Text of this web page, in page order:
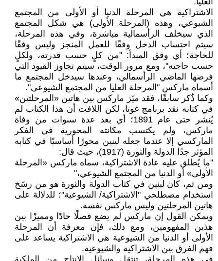
الاشتراكية هي المرحلة الدنيا أو الأولى من المجتمع
الشيوعي، وهذه (المرحلة الأولى) هي شكل المجتمع
الذي سيخلف الرأسمالية مباشرة، وفي هذه المرحلة،
سيتم احتساب الدخل وفقًا للعمل المنجز وليس وفقًا
للحاجة؛ أي وفق المبدأ: "من كلٍ حسب قدرته، ولكلٍ
حسب حاجته"، ومع مرور الوقت، سيتم تجاوز القيود التي
فرضها الماضي الرأسمالي، وعندها سيدخل المجتمع ما
أسماه ماركس "المرحلة العليا من المجتمع الشيوعي".
وكما ذُكر سابقًا، فقد ميّز ماركس بين هاتين «المرحلتين»
في كتابه نقد برنامج غوتا، لكن اللافت أن هذا الكتاب لم
يُنشر حتى عام 1891؛ أي بعد عدة سنوات من وفاة
ماركس، ولم يكتسب مكانته المحورية في الفكر
الماركسي إلا عندما جعله لينين محورًا أساسيًا في كتابه
المؤثر جدًا الدولة والثورة (1917)، حيث قال:
"ما يُطلق عليه عادة الاشتراكية، سماه ماركس «المرحلة
الأولى» أو الدنيا من المجتمع الشيوعي،"
ومن ثم، كان لينين في كتاب الدولة والثورة هو من رسّخ
استخدام مصطلحي "الاشتراكية/ الشيوعية"؛ للدلالة على
هاتين المرحلتين وليس ماركس نفسه.
ويمكن القول إن ماركس لم يضع فصلًا حادًا ومميزًا بين
هذين المفهومين، ومع ذلك، فإن معرفة أن المرحلة
الأولى أو الدنيا من الشيوعية هي الاشتراكية يساعد على
فهم الفرق بين الاشتراكية والشيوعية.